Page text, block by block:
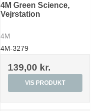
4M Green Science,
Vejrstation
4M
4M-3279
139,00 kr.
VIS PRODUKT